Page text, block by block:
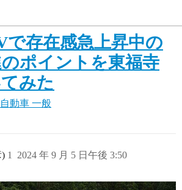
で存在感急上昇中の
ポイントを東福寺
みた
動車 一般
) 2024 年 9 月 5 日午後 3:50
1